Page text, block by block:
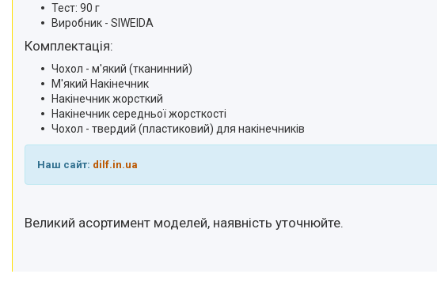
Тест: 90 г
Виробник - SIWEIDA
Комплектація:
Чохол - м'який (тканинний)
М'який Накінечник
Накінечник жорсткий
Накінечник середньої жорсткості
Чохол - твердий (пластиковий) для накінечників
Наш сайт: dilf.in.ua
Великий асортимент моделей, наявність уточнюйте.